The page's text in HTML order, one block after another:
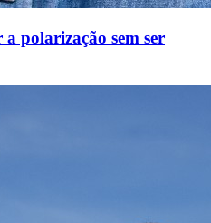
polarização sem ser